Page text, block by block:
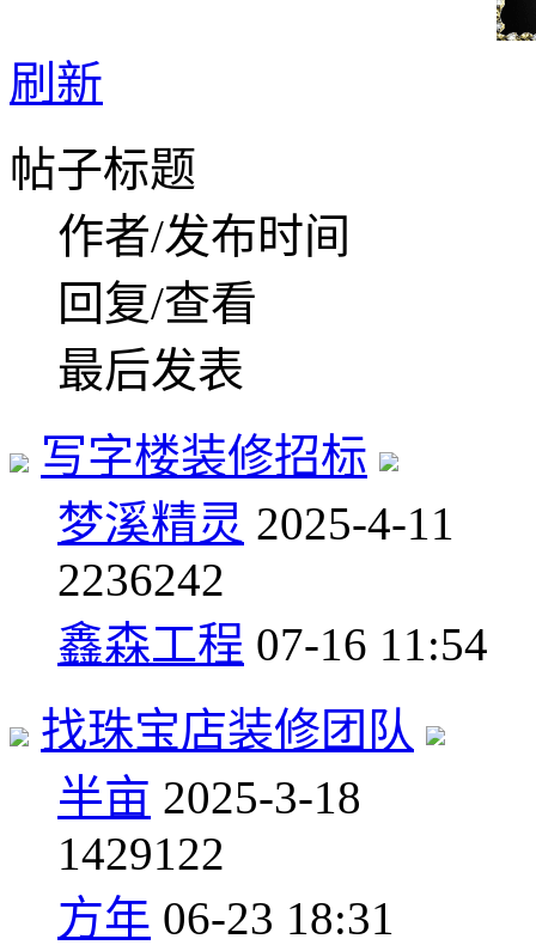
刷新
帖子标题
作者/发布时间
回复/查看
最后发表
写字楼装修招标
梦溪精灵 2025-4-11
2236242
鑫森工程 07-16 11:54
找珠宝店装修团队
半亩 2025-3-18
1429122
方年 06-23 18:31